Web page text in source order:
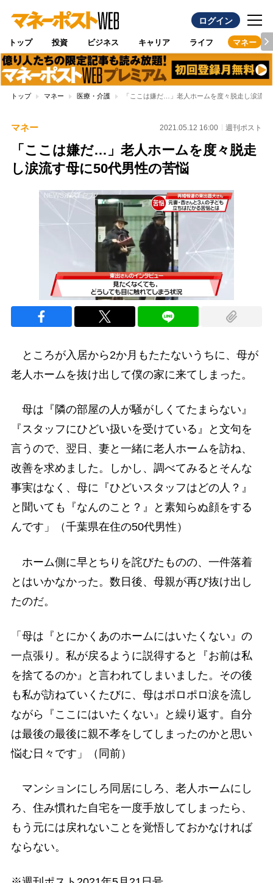
ログイン
トップ 投資 ビジネス キャリア ライフ マネー
トップ マネー 医療・介護 「ここは嫌だ…」老人ホームを度々脱走し涙流す
マネー 2021.05.12 16:00 週刊ポスト
「ここは嫌だ…」老人ホームを度々脱走
し涙流す母に50代男性の苦悩
ところが入居から2か月もたたないうちに、母が
老人ホームを抜け出して僕の家に来てしまった。
母は『隣の部屋の人が騒がしくてたまらない』
『スタッフにひどい扱いを受けている』と文句を
言うので、翌日、妻と一緒に老人ホームを訪ね、
改善を求めました。しかし、調べてみるとそんな
事実はなく、母に『ひどいスタッフはどの人？』
と聞いても『なんのこと？』と素知らぬ顔をする
んです」（千葉県在住の50代男性）
ホーム側に早とちりを詫びたものの、一件落着
とはいかなかった。数日後、母親が再び抜け出し
たのだ。
「母は『とにかくあのホームにはいたくない』の
一点張り。私が戻るように説得すると『お前は私
を捨てるのか』と言われてしまいました。その後
も私が訪ねていくたびに、母はポロポロ涙を流し
ながら『ここにはいたくない』と繰り返す。自分
は最後の最後に親不孝をしてしまったのかと思い
悩む日々です」（同前）
マンションにしろ同居にしろ、老人ホームにし
ろ、住み慣れた自宅を一度手放してしまったら、
もう元には戻れないことを覚悟しておかなければ
ならない。